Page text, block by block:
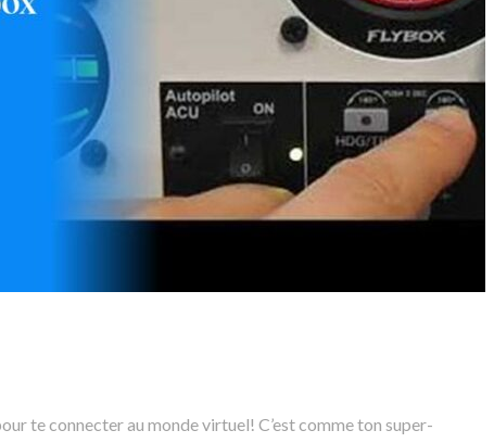
te connecter au monde virtuel! C’est comme ton super-